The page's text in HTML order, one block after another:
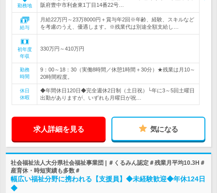
勤務地
阪府豊中市利倉東1丁目14番22号…
給与
月給22万円～23万8000円＋賞与年2回※年齢、経験、スキルなど
を考慮のうえ、優遇します。※残業代は別途全額支給し…
初年度
年収
330万円～410万円
勤務
時間
9：00～18：30（実働8時間／休憩1時間＋30分）★残業は月10～
20時間程度。
休日
休暇
◆年間休日120日◆完全週休2日制（土日祝）└年に3～5回土曜日
出勤がありますが、いずれも月曜日が祝…
求人詳細を見る 気になる
社会福祉法人大分県社会福祉事業団 | ＃くるみん認定＃残業月平均10.3H＃
産育休・時短実績も多数＃
幅広い福祉分野に携われる【支援員】◆未経験歓迎◆年休124日
◆